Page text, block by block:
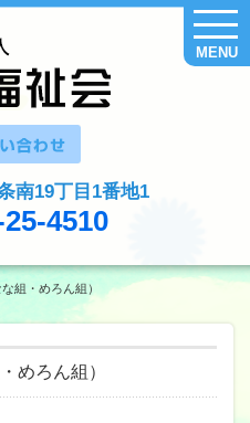
南19丁目1番地1
4510
MENU
組・めろん組）
めろん組）